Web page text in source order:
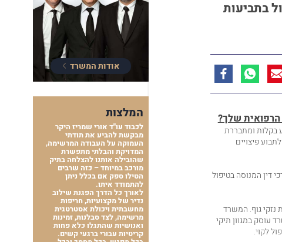
בתביעות
הרפואית שלך?
בקלות ומתבררת
פיצויים
דין המנוסה בטיפול
נזקי גוף. המשרד
עוסק במגוון תיקי
לקוי.
אודות המשרד
המלצות
לכבוד עו"ד אורי שמריז היקר
מבקשת להביע את תודתי
העמוקה על העבודה המרשימה,
המדויקת והבלתי מתפשרת
שהובילה אותנו להצלחה בתיק
מורכב במיוחד – כזה שרבים
הטילו ספק אם בכלל ניתן
להתמודד איתו.
לאורך כל הדרך הפגנת שילוב
נדיר של מקצועיות, חריפות
מחשבתית ויכולת אסטרטגית
מרשימה, לצד סבלנות, זמינות
ואנושיות שהתגלו כלא פחות
קריטיות עבורי ברגעי קשים.